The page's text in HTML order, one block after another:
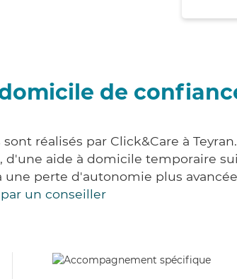
de
réalisés par Click&Care à Teyran.
aide à domicile temporaire
perte d'autonomie plus
un conseiller